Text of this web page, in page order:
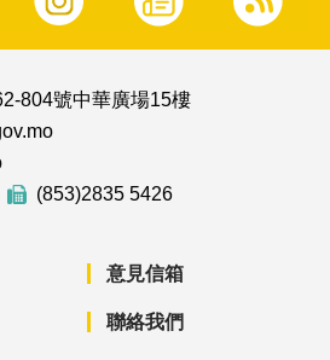
804號中華廣場15樓
(853)2835 5426
意見信箱
聯絡我們